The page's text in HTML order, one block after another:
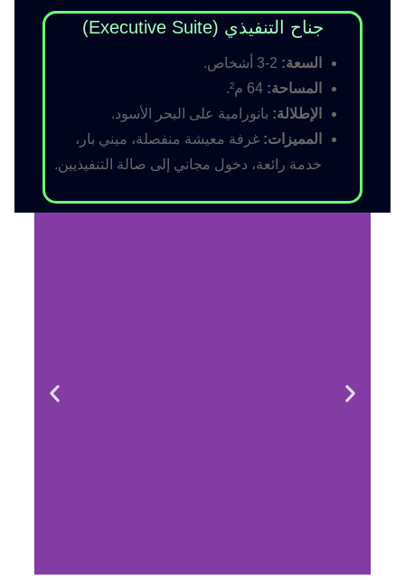
جناح التنفيذي (Executive Suite)
السعة:
المساحة:
الإطلالة: بانورامية على البحر الأسود.
المميزات: غرفة معيشة منفصلة، ميني بار،
خدمة رائعة، دخول مجاني إلى صالة التنفيذيين.